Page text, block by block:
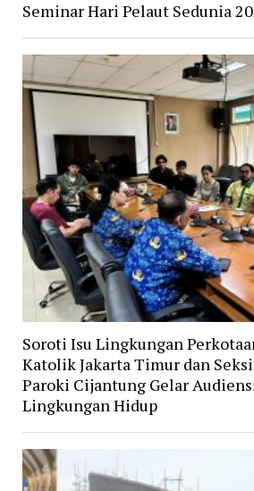
Seminar Hari Pelaut Sedunia
Soroti Isu Lingkungan
Katolik Jakarta Timur dan
Paroki Cijantung Gelar
Lingkungan Hidup